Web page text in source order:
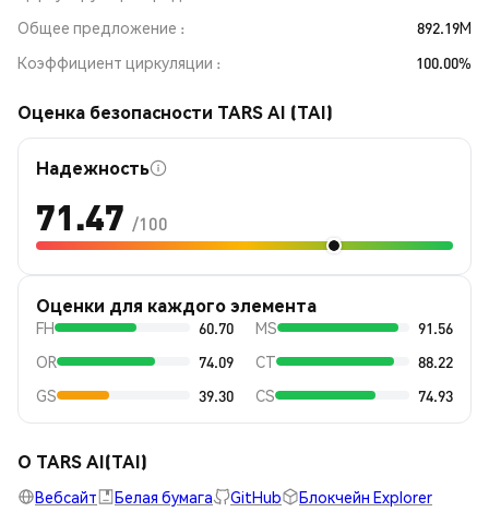
Общее предложение
892.19M
Коэффициент циркуляции
100.00%
Оценка безопасности TARS AI (TAI)
Надежность
71.47 /100
Оценки для каждого элемента
FH 60.70 MS
91.56
OR
74.09 CT
88.22
GS
39.30 CS 74.93
О TARS AI(TAI)
Вебсайт Белая бумага GitHub Блокчейн Explorer